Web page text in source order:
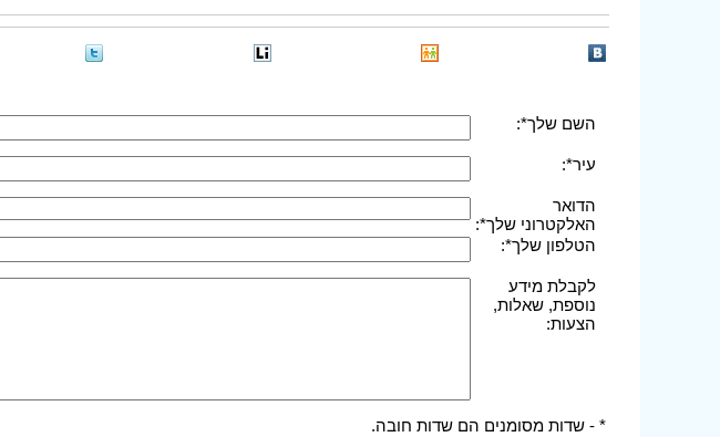
השם שלך*:
עיר*:
הדואר
האלקטרוני שלך*:
הטלפון שלך*:
לקבלת מידע
נוספת, שאלות,
הצעות:
* - שדות מסומנים הם שדות חובה.